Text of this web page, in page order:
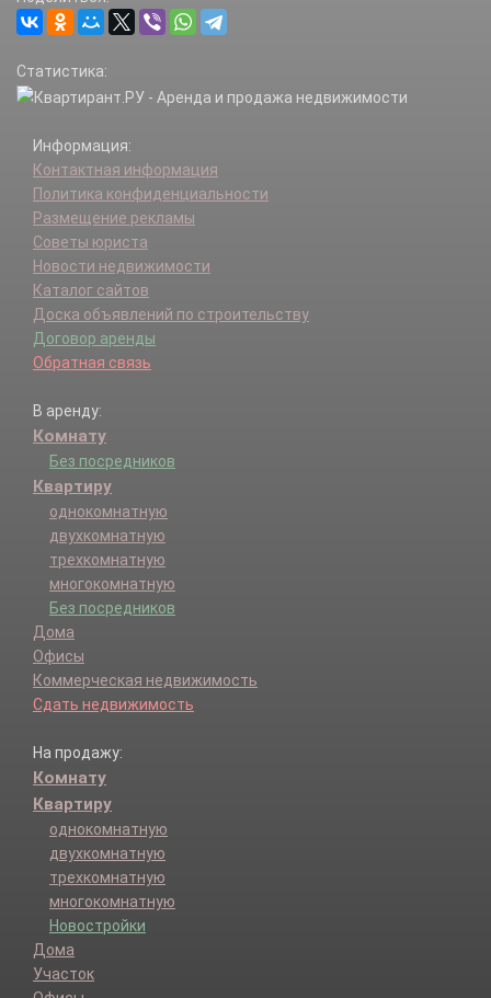
Ипатовский р-н.
Кисловодск г.
Кочубеевский р-н.
Курский р-н.
Левокумский р-н.
Лермонтов г.
Минераловодский р-н.
Минеральные Воды г.
Михайловск г.
Невинномысск г.
Нефтекумск г.
Нефтекумский р-н.
Новоалександровск г.
Новопавловск г.
Новоселицкий р-н.
Петровский р-н.
Предгорный р-н.
Пятигорск г.
Светлоград г.
Советский р-н.
Ставрополь г.
Степновский р-н.
Труновский р-н.
Туркменский р-н.
Шпаковский р-н.
Статистика:
Информация:
Контактная информация
Политика конфиденциальности
Размещение рекламы
Советы юриста
Новости недвижимости
Каталог сайтов
Доска объявлений по строительству
Договор аренды
Обратная связь
В аренду:
Комнату
Без посредников
Квартиру
однокомнатную
двухкомнатную
трехкомнатную
многокомнатную
Без посредников
Дома
Офисы
Коммерческая недвижимость
Сдать недвижимость
На продажу:
Комнату
Квартиру
однокомнатную
двухкомнатную
трехкомнатную
многокомнатную
Новостройки
Дома
Участок